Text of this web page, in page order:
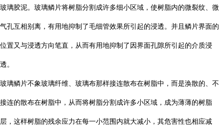
玻璃胶泥。玻璃鳞片将树脂分割成许多细小区域，使树脂内的微裂纹、微
气孔互相别离，有用地抑制了毛细管效果所引起的浸透。并且鳞片界面的
位置又与浸透方向笔直，从而有用地抑制了因界面孔隙所引起的介质浸
透。
玻璃鳞片不象玻璃纤维、玻璃布那样接连散布在树脂中，而是涣散的、不
接连的散布在树脂中，从而将树脂分割成许多小区域，成为薄薄的树脂
层，这样树脂的残余应力在每一小范围内就大减小，其危害性也相应减